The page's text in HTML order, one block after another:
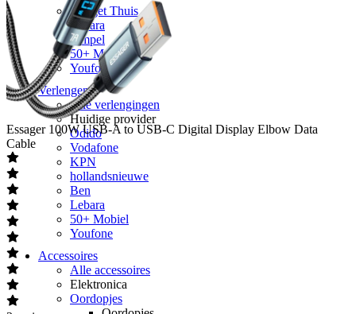
Budget Thuis
Lebara
Simpel
50+ Mobiel
Youfone
Verlengen
Alle verlengingen
Huidige provider
Odido
Vodafone
KPN
hollandsnieuwe
Ben
Lebara
50+ Mobiel
Youfone
Accessoires
Alle accessoires
Elektronica
Oordopjes
Essager 100W USB-A to USB-C Digital Display Elbow Data
Cable